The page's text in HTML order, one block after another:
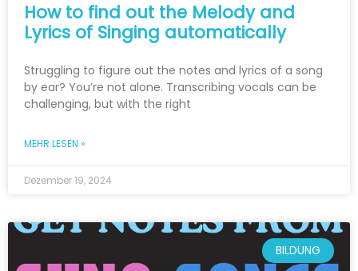
How to find out the Melody and
Lyrics of Singing automatically
Struggling to figure out the notes and lyrics of a song
by ear? You’re not alone. Transcribing vocals can be
challenging, but with the right
MEHR LESEN »
Dezember 19, 2024
BILDUNG